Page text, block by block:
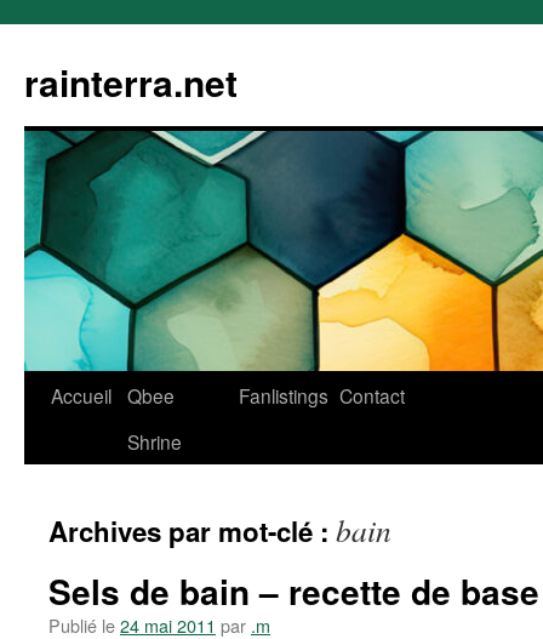
rainterra.net
Aller
Accueil Qbee
Shrine
Fanlistings Contact
Archives par mot-clé : bain
Sels de bain – recette de base
Publié le24 mai 2011 par .m